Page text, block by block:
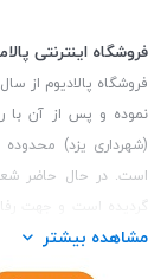
فروشگاه اینترنتی
نموده و پس از آن با
(شهرداری یزد)
است. در حال حاضر
گردیده است و جهت
استان یزد و همچنین
نموده است. هدف
مشاهده بیشتر